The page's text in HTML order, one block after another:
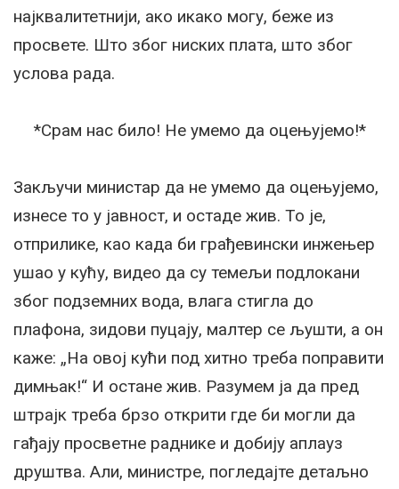
најквалитетнији, ако икако могу, беже из
просвете. Што због ниских плата, што због
услова рада.
*Срам нас било! Не умемо да оцењујемо!*
Закључи министар да не умемо да оцењујемо,
изнесе то у јавност, и остаде жив. То је,
отприлике, као када би грађевински инжењер
ушао у кућу, видео да су темељи подлокани
због подземних вода, влага стигла до
плафона, зидови пуцају, малтер се љушти, а он
каже: „На овој кући под хитно треба поправити
димњак!“ И остане жив. Разумем ја да пред
штрајк треба брзо открити где би могли да
гађају просветне раднике и добију аплауз
друштва. Али, министре, погледајте детаљно